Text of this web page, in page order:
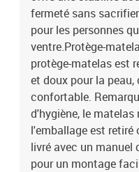
fermeté sans
pour les personnes
ventre.Protège-
protège-matelas est
et doux pour la peau,
confortable.
d'hygiène, le matelas
l'emballage est retiré
livré avec un manuel
pour un montage